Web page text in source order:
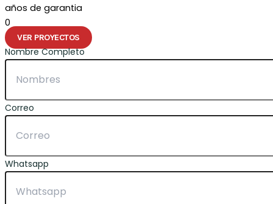
años de garantia
0
VER PROYECTOS
Nombre Completo
Correo
Whatsapp